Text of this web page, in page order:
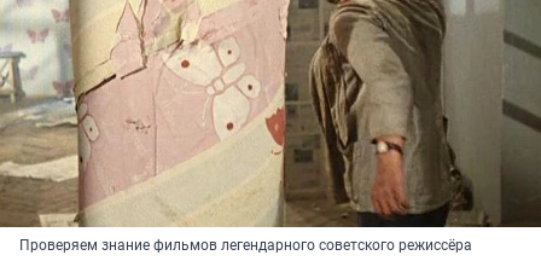
Проверяем знание фильмов легендарного советского режиссёра